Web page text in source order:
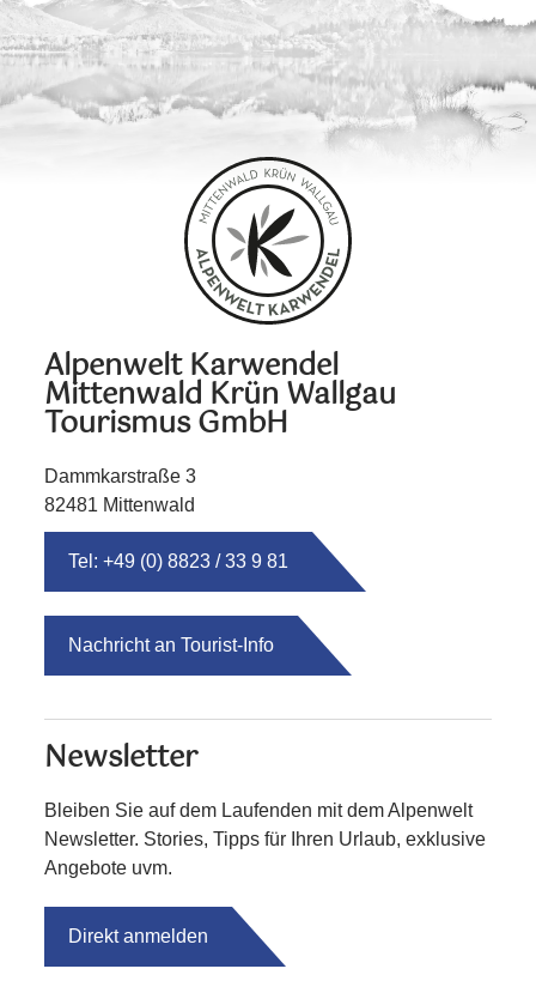
Alpenwelt Karwendel
Mittenwald Krün Wallgau
Tourismus GmbH
Dammkarstraße 3
82481 Mittenwald
Tel: +49 (0) 8823 / 33 9 81
Nachricht an Tourist-Info
Newsletter
Bleiben Sie auf dem Laufenden mit dem Alpenwelt
Newsletter. Stories, Tipps für Ihren Urlaub, exklusive
Angebote uvm.
Direkt anmelden